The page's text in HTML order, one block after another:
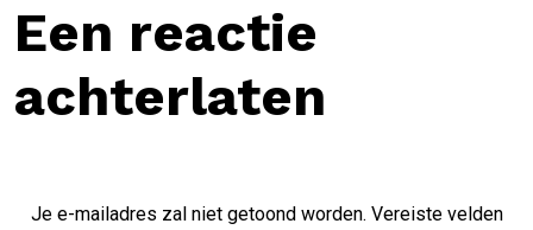
Een reactie
achterlaten
Je e-mailadres zal niet getoond worden. Vereiste velden